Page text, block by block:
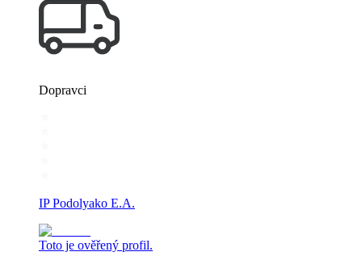
Dopravci
IP Podolyako E.A.
Toto je ověřený profil.